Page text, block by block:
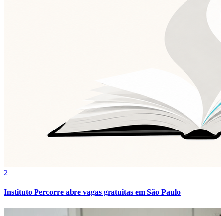
2
Instituto Percorre abre vagas gratuitas em São Paulo